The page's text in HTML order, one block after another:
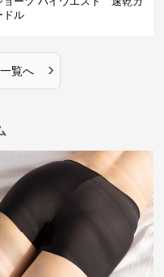
ドル
覧へ ›